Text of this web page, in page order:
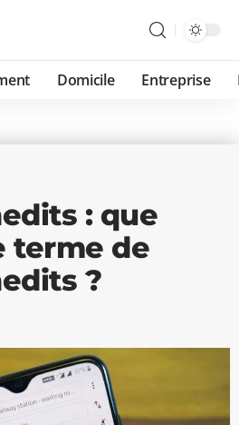
Domicile Entreprise
: que
terme de
?